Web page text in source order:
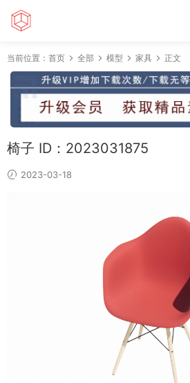
当前位置： 首页 全部 模型 家具 正文
椅子 ID：2023031875
2023-03-18